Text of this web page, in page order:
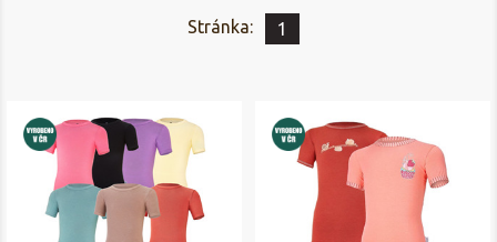
Stránka: 1